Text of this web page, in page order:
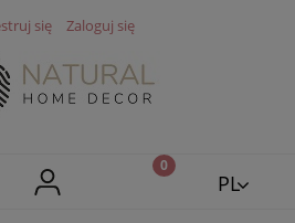
się Zaloguj się
PL